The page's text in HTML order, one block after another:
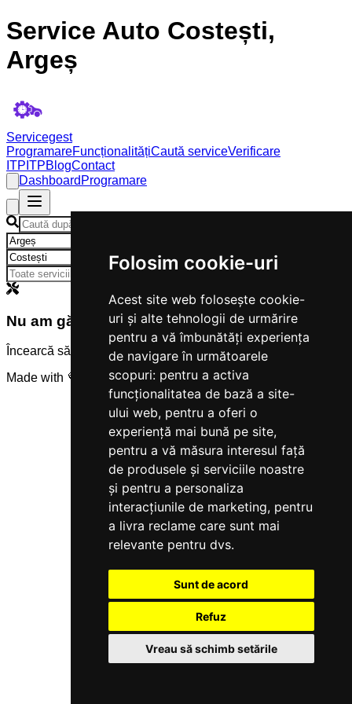
Folosim cookie-uri
Acest site web folosește cookie-
uri și alte tehnologii de urmărire
pentru a vă îmbunătăți experiența
de navigare în următoarele
scopuri: pentru a activa
funcționalitatea de bază a site-
ului web, pentru a oferi o
experiență mai bună pe site,
pentru a vă măsura interesul față
de produsele și serviciile noastre
și pentru a personaliza
interacțiunile de marketing, pentru
a livra reclame care sunt mai
relevante pentru dvs.
Sunt de acord
Refuz
Vreau să schimb setările
Service Auto Costești,
Argeș
Servicegest
ProgramareFuncționalitățiCaută serviceVerificare
ITP ITPBlogContact
Dashboard Programare
×
Nu am găsit servicii
Încearcă să modifici criteriile de căutare.
Made with 💜 by
Servicegest